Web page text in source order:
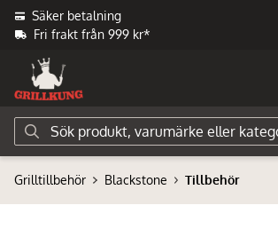
Säker betalning
Fri frakt från 999 kr*
Grilltillbehör Blackstone Tillbehör